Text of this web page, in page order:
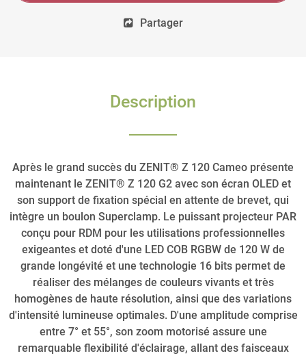
Partager
Description
Après le grand succès du ZENIT® Z 120 Cameo présente
maintenant le ZENIT® Z 120 G2 avec son écran OLED et
son support de fixation spécial en attente de brevet, qui
intègre un boulon Superclamp. Le puissant projecteur PAR
conçu pour RDM pour les utilisations professionnelles
exigeantes et doté d'une LED COB RGBW de 120 W de
grande longévité et une technologie 16 bits permet de
réaliser des mélanges de couleurs vivants et très
homogènes de haute résolution, ainsi que des variations
d'intensité lumineuse optimales. D'une amplitude comprise
entre 7° et 55°, son zoom motorisé assure une
remarquable flexibilité d'éclairage, allant des faisceaux